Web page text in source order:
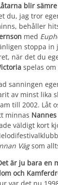
blir
du, jag tror
behåller
med
stoppa in
när det du
spelas
sanningen
av minst lika
till 2002. Låt
minnas Nannes
väldigt kort
Vägsom
är ju bara en
och
var det nu